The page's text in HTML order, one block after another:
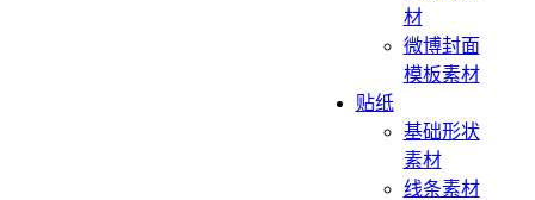
材
微博封面
模板素材
贴纸
基础形状
素材
线条素材